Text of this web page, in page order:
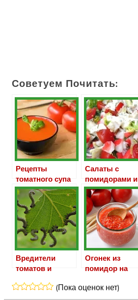
Советуем Почитать:
Рецепты
томатного супа
гаспачо
Салаты с
помидорами и
крабовыми
палочками
Вредители
томатов и
Огонек из
помидор на
(Пока оценок нет)